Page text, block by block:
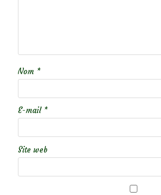
Nom *
E-mail *
Site web